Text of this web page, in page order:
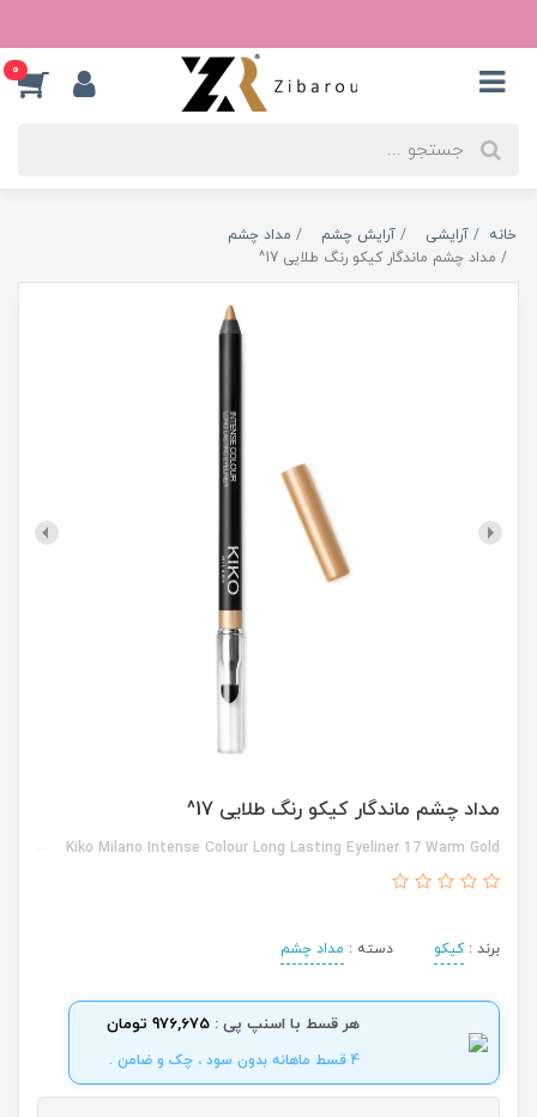
0
خانه آرایشی آرایش چشم
مداد چشم
مداد چشم ماندگار کیکو رنگ طلایی 17^
مداد چشم ماندگار کیکو رنگ طلایی 17^
Kiko Milano Intense Colour Long Lasting Eyeliner 17 Warm Gold
برند :کیکو دسته : مداد چشم
هر قسط با اسنپ پی : 976,675 تومان
4 قسط ماهانه بدون سود ، چک و ضامن .